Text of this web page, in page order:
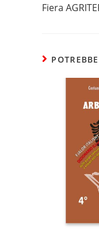
Fiera